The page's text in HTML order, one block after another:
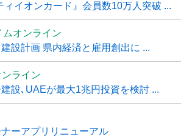
ィイオンカード』会員数10万人突破 ...
ムオンライン
設計画 県内経済と雇用創出に ...
ライン
設､UAEが最大1兆円投資を検討 ...
ーアプリリニューアル